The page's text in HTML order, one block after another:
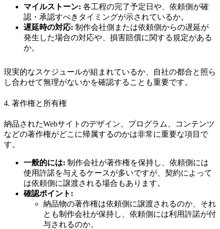
マイルストーン: 各工程の完了予定日や、依頼側が確
認・承認すべきタイミングが示されているか。
遅延時の対応: 制作会社側または依頼側からの遅延が
発生した場合の対応や、損害賠償に関する規定がある
か。
現実的なスケジュールが組まれているか、自社の都合と照ら
し合わせて無理がないかを確認することも重要です。
4. 著作権と所有権
納品されたWebサイトのデザイン、プログラム、コンテンツ
などの著作権がどこに帰属するのかは非常に重要な項目で
す。
一般的には: 制作会社が著作権を保持し、依頼側には
使用許諾を与えるケースが多いですが、契約によって
は依頼側に譲渡される場合もあります。
確認ポイント:
納品物の著作権は依頼側に譲渡されるのか、それ
とも制作会社が保持し、依頼側には利用許諾が付
与されるのか。